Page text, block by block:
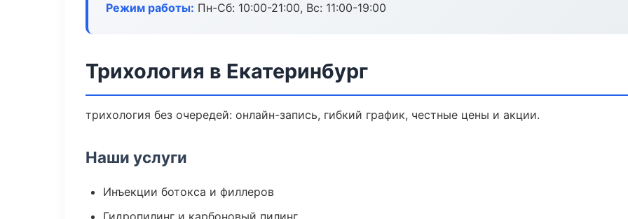
Режим работы: Пн-Сб: 10:00-21:00, Вс: 11:00-19:00
Трихология в Екатеринбург
трихология без очередей: онлайн-запись, гибкий график, честные цены и акции.
Наши услуги
Инъекции ботокса и филлеров
Гидропилинг и карбоновый пилинг